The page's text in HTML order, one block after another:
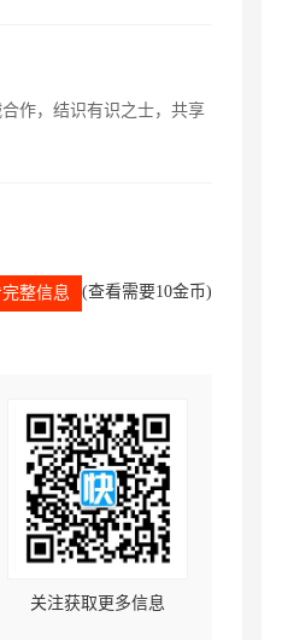
作，结识有识之士，共享
整信息 (查看需要10金币)
关注获取更多信息